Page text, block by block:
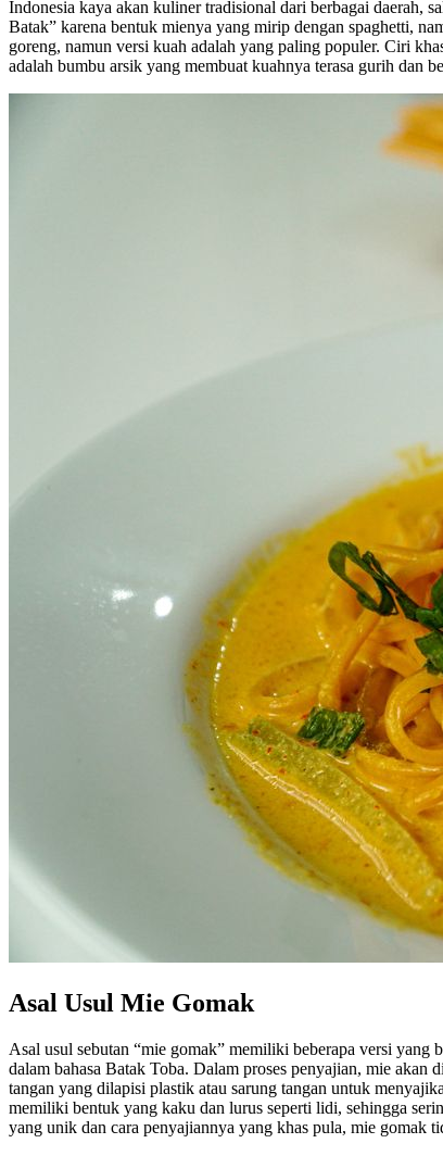
Indonesia kaya akan kuliner tradisional dari berbagai daerah,
Batak” karena bentuk mienya yang mirip dengan spaghetti,
goreng, namun versi kuah adalah yang paling populer. Ciri
adalah bumbu arsik yang membuat kuahnya terasa gurih dan
Asal Usul Mie Gomak
Asal usul sebutan “mie gomak” memiliki beberapa versi yang
dalam bahasa Batak Toba. Dalam proses penyajian, mie akan
tangan yang dilapisi plastik atau sarung tangan untuk
memiliki bentuk yang kaku dan lurus seperti lidi, sehingga
yang unik dan cara penyajiannya yang khas pula, mie gomak